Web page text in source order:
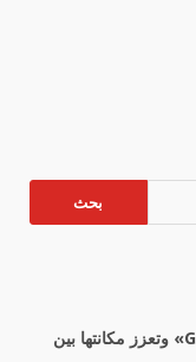
مستشفى مصر للطيران تجدد اعتماد «GAHAR» وتعزز مكانتها بين